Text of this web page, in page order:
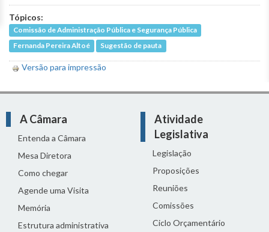
Tópicos:
Comissão de Administração Pública e Segurança Pública
Fernanda Pereira Altoé
Sugestão de pauta
Versão para impressão
A Câmara
Entenda a Câmara
Mesa Diretora
Como chegar
Agende uma Visita
Memória
Estrutura administrativa
Atividade
Legislativa
Legislação
Proposições
Reuniões
Comissões
Ciclo Orçamentário